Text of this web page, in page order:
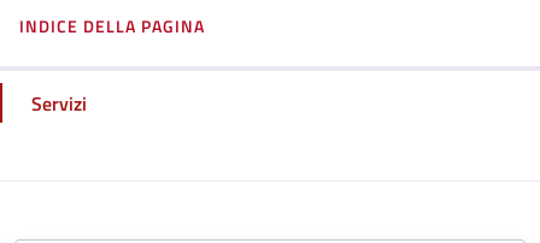
INDICE DELLA PAGINA
Servizi